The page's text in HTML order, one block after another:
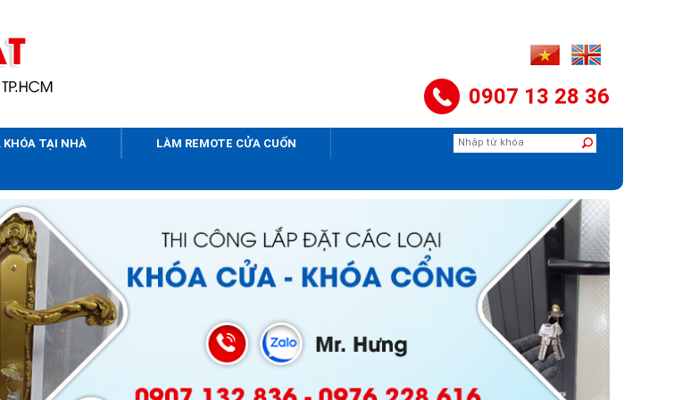
0907 13 28 36
KHÓA TẠI NHÀ LÀM REMOTE CỬA CUỐN